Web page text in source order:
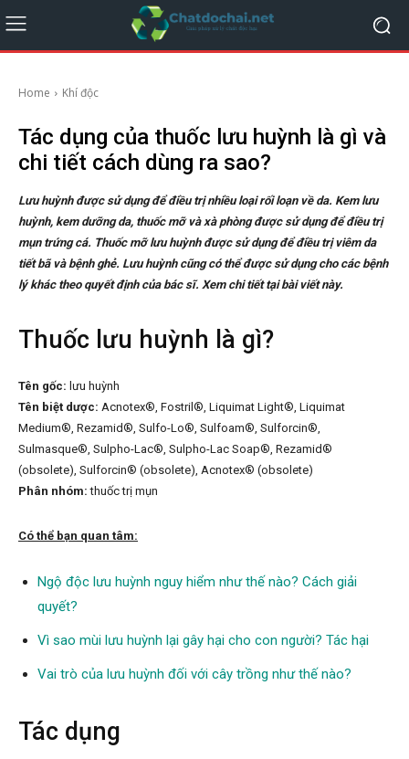
Home Khí độc
Tác dụng của thuốc lưu huỳnh là gì và
chi tiết cách dùng ra sao?
Lưu huỳnh được sử dụng để điều trị nhiều loại rối loạn về da. Kem lưu
huỳnh, kem dưỡng da, thuốc mỡ và xà phòng được sử dụng để điều trị
mụn trứng cá. Thuốc mỡ lưu huỳnh được sử dụng để điều trị viêm da
tiết bã và bệnh ghẻ. Lưu huỳnh cũng có thể được sử dụng cho các bệnh
lý khác theo quyết định của bác sĩ. Xem chi tiết tại bài viết này.
Thuốc lưu huỳnh là gì?
Tên gốc: lưu huỳnh
Tên biệt dược: Acnotex®, Fostril®, Liquimat Light®, Liquimat
Medium®, Rezamid®, Sulfo-Lo®, Sulfoam®, Sulforcin®,
Sulmasque®, Sulpho-Lac®, Sulpho-Lac Soap®, Rezamid®
(obsolete), Sulforcin® (obsolete), Acnotex® (obsolete)
Phân nhóm: thuốc trị mụn
Có thể bạn quan tâm:
Ngộ độc lưu huỳnh nguy hiểm như thế nào? Cách giải
quyết?
Vì sao mùi lưu huỳnh lại gây hại cho con người? Tác hại
Vai trò của lưu huỳnh đối với cây trồng như thế nào?
Tác dụng